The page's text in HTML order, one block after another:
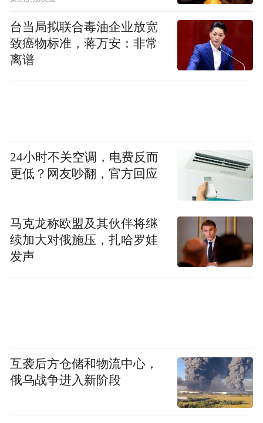
赛事补给站点设置有序，贴心服务为参赛选手保
驾护航。李卓然摄
马拉松女子组颁奖仪式现场。李卓然摄
台当局拟联合毒油企业放宽
致癌物标准，蒋万安：非常
离谱
24小时不关空调，电费反而
更低？网友吵翻，官方回应
马克龙称欧盟及其伙伴将继
续加大对俄施压，扎哈罗娃
发声
互袭后方仓储和物流中心，
俄乌战争进入新阶段